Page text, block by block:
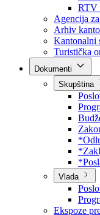
Javna
BPK
RTV
Agencija za
Arhiv
Kantonalni
Turistička
Skupština
Vlada